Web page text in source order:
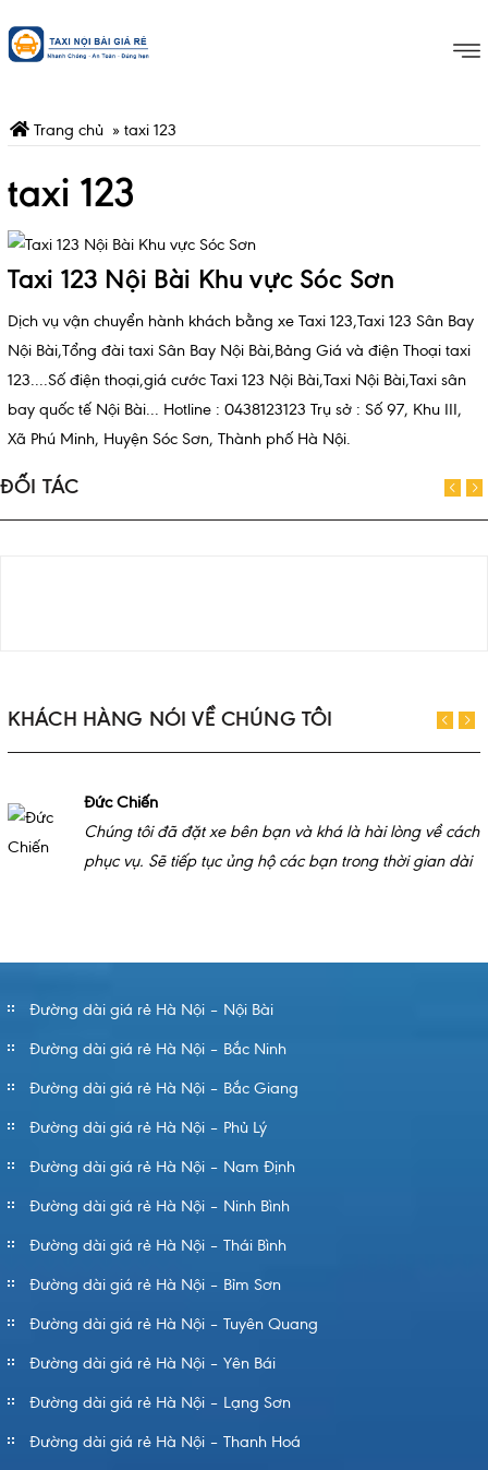
Trang chủ » taxi 123
taxi 123
Taxi 123 Nội Bài Khu vực Sóc Sơn
Dịch vụ vận chuyển hành khách bằng xe Taxi 123,Taxi 123 Sân Bay
Nội Bài,Tổng đài taxi Sân Bay Nội Bài,Bảng Giá và điện Thoại taxi
123....Số điện thoại,giá cước Taxi 123 Nội Bài,Taxi Nội Bài,Taxi sân
bay quốc tế Nội Bài... Hotline : 0438123123 Trụ sở : Số 97, Khu III,
Xã Phú Minh, Huyện Sóc Sơn, Thành phố Hà Nội.
ĐỐI TÁC
KHÁCH HÀNG NÓI VỀ CHÚNG TÔI
Đức Chiến
Chúng tôi đã đặt xe bên bạn và khá là hài lòng về cách
phục vụ. Sẽ tiếp tục ủng hộ các bạn trong thời gian dài
Đường dài giá rẻ Hà Nội – Nội Bài
Đường dài giá rẻ Hà Nội – Bắc Ninh
Đường dài giá rẻ Hà Nội – Bắc Giang
Đường dài giá rẻ Hà Nội – Phủ Lý
Đường dài giá rẻ Hà Nội – Nam Định
Đường dài giá rẻ Hà Nội – Ninh Bình
Đường dài giá rẻ Hà Nội – Thái Bình
Đường dài giá rẻ Hà Nội – Bỉm Sơn
Đường dài giá rẻ Hà Nội – Tuyên Quang
Đường dài giá rẻ Hà Nội – Yên Bái
Đường dài giá rẻ Hà Nội – Lạng Sơn
Đường dài giá rẻ Hà Nội – Thanh Hoá